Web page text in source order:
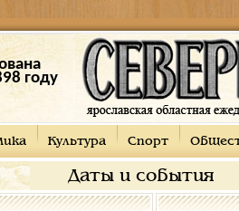
году
Культура Спорт
Даты и события